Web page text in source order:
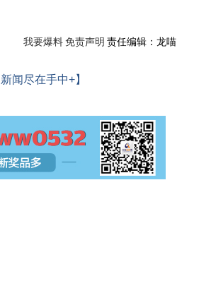
我要爆料免责声明 责任编辑：龙喵
闻尽在手中+】